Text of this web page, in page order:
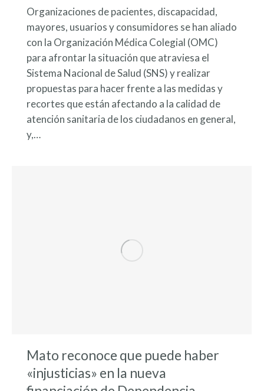
Organizaciones de pacientes, discapacidad,
mayores, usuarios y consumidores se han aliado
con la Organización Médica Colegial (OMC)
para afrontar la situación que atraviesa el
Sistema Nacional de Salud (SNS) y realizar
propuestas para hacer frente a las medidas y
recortes que están afectando a la calidad de
atención sanitaria de los ciudadanos en general,
y,…
Mato reconoce que puede haber
«injusticias» en la nueva